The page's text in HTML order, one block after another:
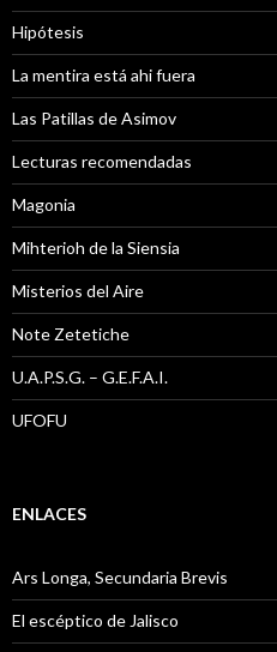
Hipótesis
La mentira está ahi fuera
Las Patillas de Asimov
Lecturas recomendadas
Magonia
Mihterioh de la Siensia
Misterios del Aire
Note Zetetiche
U.A.P.S.G. – G.E.F.A.I.
UFOFU
ENLACES
Ars Longa, Secundaria Brevis
El escéptico de Jalisco